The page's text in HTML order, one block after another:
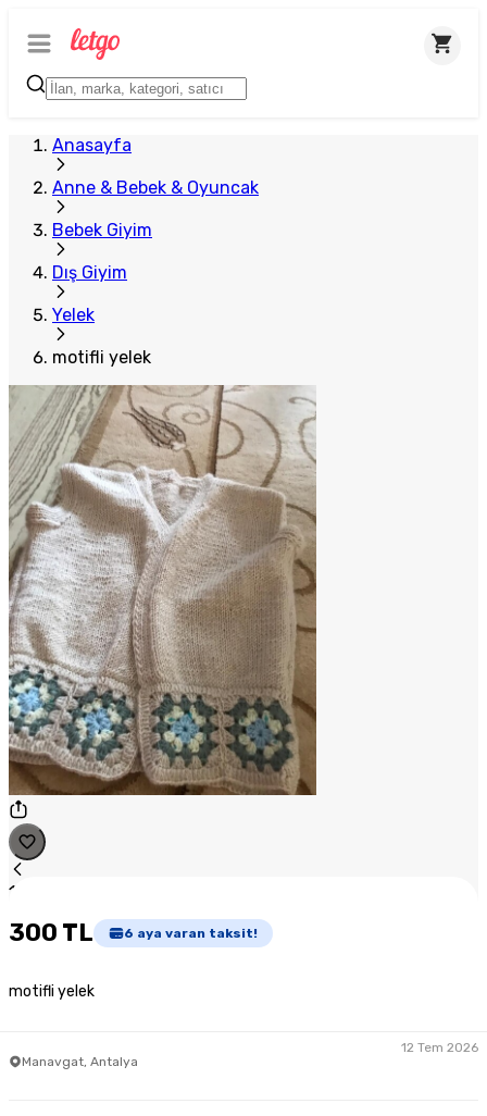
Anasayfa
Anne & Bebek & Oyuncak
Bebek Giyim
Dış Giyim
Yelek
motifli yelek
1
300 TL 6 aya varan taksit!
motifli yelek
Manavgat, Antalya
12 Tem 2026